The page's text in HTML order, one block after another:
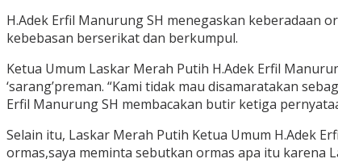
H.Adek Erfil Manurung SH menegaskan keberadaan
kebebasan berserikat dan berkumpul.
Ketua Umum Laskar Merah Putih H.Adek Erfil
‘sarang’preman. “Kami tidak mau disamaratakan
Erfil Manurung SH membacakan butir ketiga
Selain itu, Laskar Merah Putih Ketua Umum H.Adek
ormas,saya meminta sebutkan ormas apa itu karena